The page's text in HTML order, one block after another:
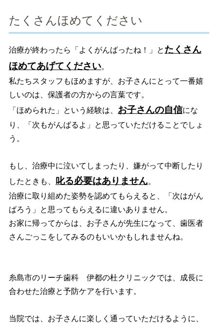
たくさんほめてください
治療が終わったら「よくがんばったね！」と たくさん
ほめてあげてください。
私たちスタッフもほめますが、お子さんにとって一番嬉
しいのは、保護者の方からの言葉です。
「ほめられた」という経験は、 お子さんの自信にな
り、「次もがんばるよ」と思っていただけることでしょ
う。
もし、治療中に泣いてしまったり、嫌がって中断したり
したときも、 叱る必要はありません。
治療に取り組めた姿勢を認めてもらえると、「次はがん
ばろう」と思ってもらえるに違いありません。
お家に帰ってからは、お子さんが先生になって、歯医者
さんごっこをしてみるのもいいかもしれませんね。
糸島市のリーチ歯科 伊都の杜クリニックでは、成長に
合わせた治療と予防ケアを行います。
当院では、お子さんに楽しく通っていただけるように、